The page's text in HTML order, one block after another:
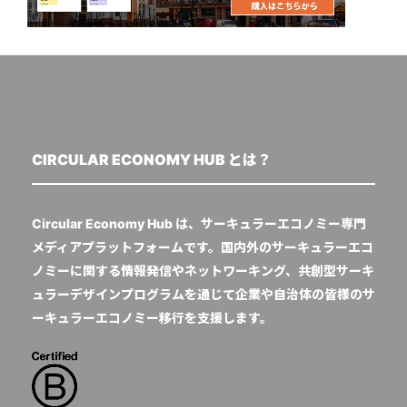
CIRCULAR ECONOMY HUB とは？
Circular Economy Hub は、サーキュラーエコノミー専門
メディアプラットフォームです。国内外のサーキュラーエコ
ノミーに関する情報発信やネットワーキング、共創型サーキ
ュラーデザインプログラムを通じて企業や自治体の皆様のサ
ーキュラーエコノミー移行を支援します。